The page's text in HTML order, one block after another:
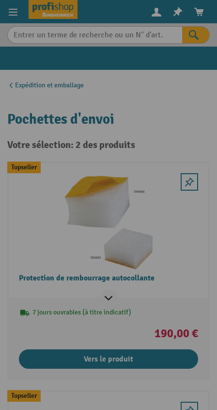
content
Expédition et emballage
Pochettes d'envoi
Votre sélection: 2 des produits
Topseller
Protection de rembourrage autocollante
7 jours ouvrables (à titre indicatif)
190,00 €
Vers le produit
Topseller